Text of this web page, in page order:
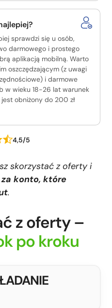
sprawdzi się u osób,
darmowego i prostego
aplikacją mobilną. Warto
oszczędzającym (z uwagi
i darmowe
w wieku 18-26 lat warunek
obniżony do 200 zł
4,5/5
skorzystać z oferty i
za konto, które
.
z oferty –
po kroku